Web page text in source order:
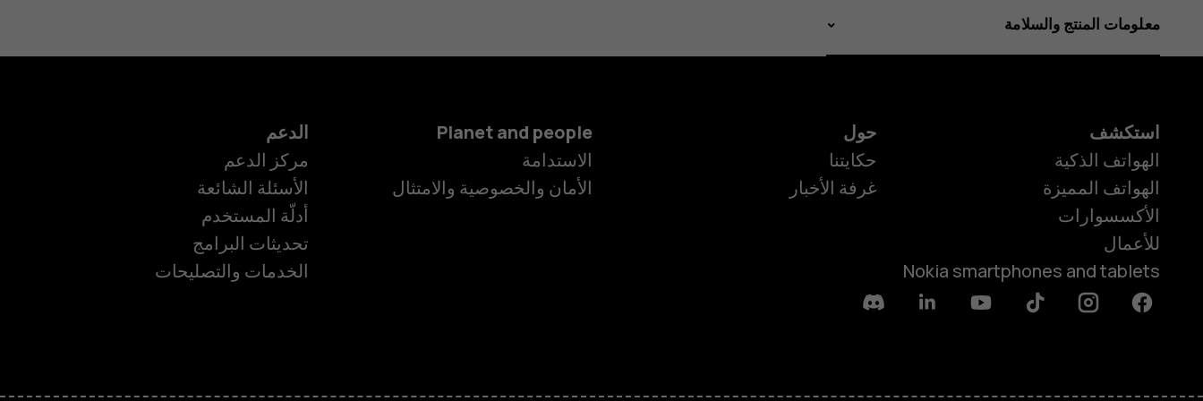
الهواتف الذكية
معلومات المنتج والسلامة
استكشف
الهواتف الذكية
الهواتف المميزة
الأكسسوارات
للأعمال
Nokia smartphones and tablets
حول
حكايتنا
غرفة الأخبار
Planet and people
الاستدامة
الأمان والخصوصية والامتثال
الدعم
مركز الدعم
الأسئلة الشائعة
أدلّة المستخدم
تحديثات البرامج
الخدمات والتصليحات
Facebook
Instagram
Tiktok
Youtube
Linkedin
Discord